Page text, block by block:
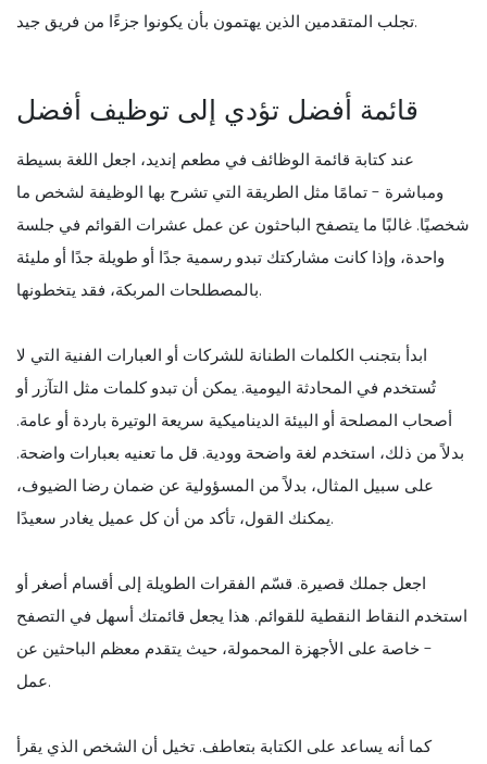
تجلب المتقدمين الذين يهتمون بأن يكونوا جزءًا من فريق جيد.
قائمة أفضل تؤدي إلى توظيف أفضل
عند كتابة قائمة الوظائف في مطعم إنديد، اجعل اللغة بسيطة
ومباشرة - تمامًا مثل الطريقة التي تشرح بها الوظيفة لشخص ما
شخصيًا. غالبًا ما يتصفح الباحثون عن عمل عشرات القوائم في جلسة
واحدة، وإذا كانت مشاركتك تبدو رسمية جدًا أو طويلة جدًا أو مليئة
بالمصطلحات المربكة، فقد يتخطونها.
ابدأ بتجنب الكلمات الطنانة للشركات أو العبارات الفنية التي لا
تُستخدم في المحادثة اليومية. يمكن أن تبدو كلمات مثل التآزر أو
أصحاب المصلحة أو البيئة الديناميكية سريعة الوتيرة باردة أو عامة.
بدلاً من ذلك، استخدم لغة واضحة وودية. قل ما تعنيه بعبارات واضحة.
على سبيل المثال، بدلاً من المسؤولية عن ضمان رضا الضيوف،
يمكنك القول، تأكد من أن كل عميل يغادر سعيدًا.
اجعل جملك قصيرة. قسّم الفقرات الطويلة إلى أقسام أصغر أو
استخدم النقاط النقطية للقوائم. هذا يجعل قائمتك أسهل في التصفح
- خاصة على الأجهزة المحمولة، حيث يتقدم معظم الباحثين عن
عمل.
كما أنه يساعد على الكتابة بتعاطف. تخيل أن الشخص الذي يقرأ